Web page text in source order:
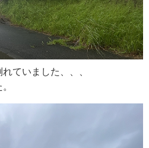
問い合わせ
ていました、、、